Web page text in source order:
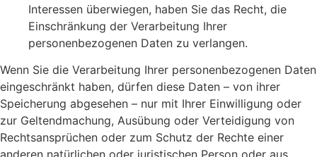
Interessen überwiegen, haben Sie das Recht, die
Einschränkung der Verarbeitung Ihrer
personenbezogenen Daten zu verlangen.
Wenn Sie die Verarbeitung Ihrer personenbezogenen Daten
eingeschränkt haben, dürfen diese Daten – von ihrer
Speicherung abgesehen – nur mit Ihrer Einwilligung oder
zur Geltendmachung, Ausübung oder Verteidigung von
Rechtsansprüchen oder zum Schutz der Rechte einer